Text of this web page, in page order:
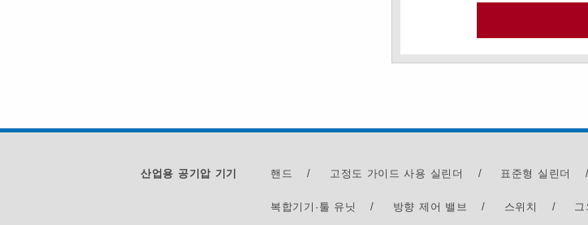
산업용 공기압 기기 핸드 / 고정도 가이드 사용 실린더 / 표준형 실린더 /
복합기기·툴 유닛 / 방향 제어 밸브 / 스위치 / 그